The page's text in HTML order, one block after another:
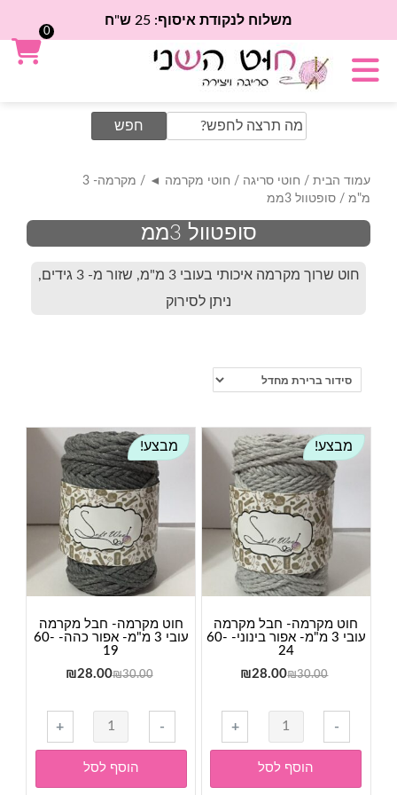
משלוח לנקודת איסוף: 25 ש"ח
Search
for:
עמוד הבית / חוטי סריגה / חוטי מקרמה ◄ /
מקרמה- 3
מ"מ / סופטוול 3ממ
סופטוול 3ממ
חוט שרוך מקרמה איכותי בעובי 3 מ"מ, שזור מ- 3 גידים,
ניתן לסירוק
מבצע!
חוט מקרמה- חבל מקרמה
עובי 3 מ"מ- אפור בינוני- 60-
24
₪30.00
המחיר
היה:
₪30.00.
₪28.00
המחיר
הוא:
₪28.00.
-
כמות
של
חוט
מקרמה-
+
הוסף לסל
מבצע!
חוט מקרמה- חבל מקרמה
עובי 3 מ"מ- אפור כהה- 60-
19
₪30.00
המחיר
היה:
₪30.00.
₪28.00
הוא:
₪28.00.
-
כמות
של
חוט
מקרמה-
+
הוסף לסל
0